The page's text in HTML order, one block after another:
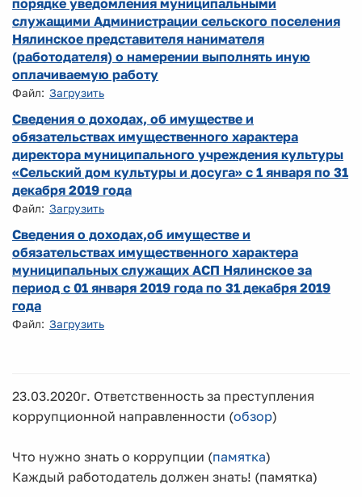
порядке уведомления муниципальными
служащими Администрации сельского поселения
Нялинское представителя нанимателя
(работодателя) о намерении выполнять иную
оплачиваемую работу
Файл: Загрузить
Сведения о доходах, об имуществе и
обязательствах имущественного характера
директора муниципального учреждения культуры
«Сельский дом культуры и досуга» с 1 января по 31
декабря 2019 года
Файл: Загрузить
Сведения о доходах,об имуществе и
обязательствах имущественного характера
муниципальных служащих АСП Нялинское за
период с 01 января 2019 года по 31 декабря 2019
года
Файл: Загрузить
23.03.2020г. Ответственность за преступления
коррупционной направленности (обзор)
Что нужно знать о коррупции (памятка)
Каждый работодатель должен знать! (памятка)